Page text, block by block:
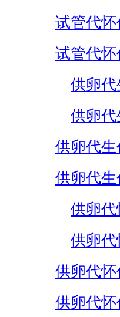
试管代
试管代
供卵代
供卵代
供卵代
供卵代
供卵代
供卵代
供卵代
供卵代